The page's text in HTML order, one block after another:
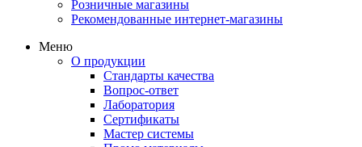
Розничные магазины
Рекомендованные интернет-магазины
Меню
О продукции
Стандарты качества
Вопрос-ответ
Лаборатория
Сертификаты
Мастер системы